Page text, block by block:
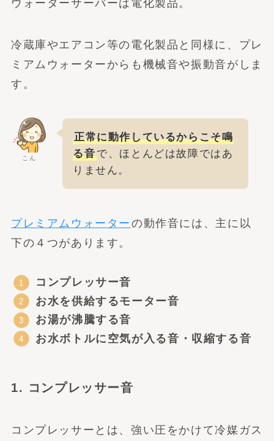
ウォーターサーバーは電化製品。
冷蔵庫やエアコン等の電化製品と同様に、プレ
ミアムウォーターからも機械音や振動音がしま
す。
こん
正常に動作しているからこそ鳴
る音で、ほとんどは故障ではあ
りません。
プレミアムウォーター の動作音には、主に以
下の４つがあります。
コンプレッサー音
お水を供給するモーター音
お湯が沸騰する音
お水ボトルに空気が入る音・収縮する音
1. コンプレッサー音
コンプレッサーとは、強い圧をかけて冷媒ガス